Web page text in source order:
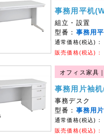
事務用平机
組立・設置
型番： 事務用
通常価格(税込)：
販売価格(税込)：
オフィス家具
事務用片袖
事務デスク
型番： 事務用
通常価格(税込)：
販売価格(税込)：